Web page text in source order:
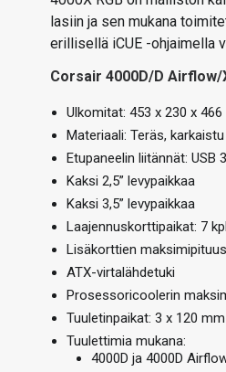
lasiin ja sen mukana
erillisellä iCUE -ohjaimella
Corsair 4000D/D
Ulkomitat: 453 x 230 x
Materiaali: Teräs,
Etupaneelin liitännät: USB
Kaksi 2,5” levypaikkaa
Kaksi 3,5” levypaikkaa
Laajennuskorttipaikat: 7 kpl
Lisäkorttien
ATX-virtalähdetuki
Prosessoricoolerin
Tuuletinpaikat: 3 x 120
Tuulettimia mukana:
4000D ja 4000D